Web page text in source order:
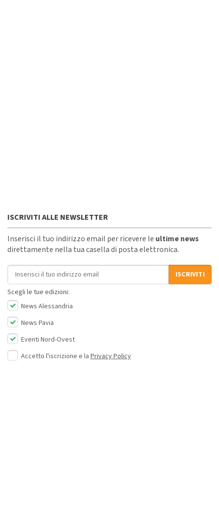
ISCRIVITI ALLE NEWSLETTER
Inserisci il tuo indirizzo email per ricevere le ultime news
direttamente nella tua casella di posta elettronica.
Indirizzo email
ISCRIVITI
Scegli le tue edizioni:
News Alessandria
News Pavia
Eventi Nord-Ovest
Accetto l'iscrizione e la Privacy Policy